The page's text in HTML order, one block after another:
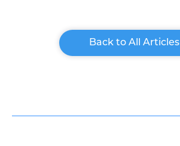
Back to All Articles